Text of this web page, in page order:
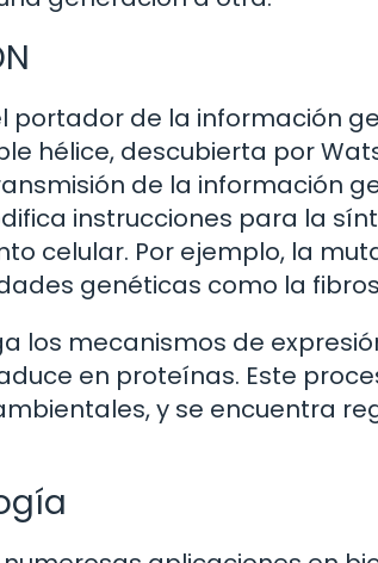
portador de la información
hélice, descubierta por
de la información
instrucciones para la
celular. Por ejemplo, la
genéticas como la
los mecanismos de
en proteínas. Este
y se encuentra